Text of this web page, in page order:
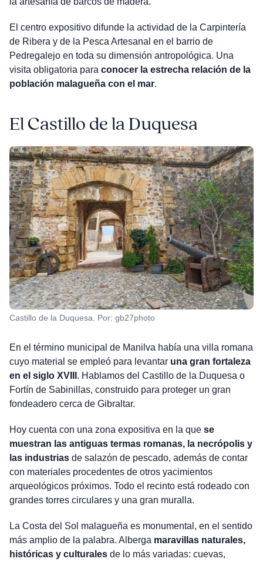
El centro expositivo difunde la actividad de la Carpintería
de Ribera y de la Pesca Artesanal en el barrio de
Pedregalejo en toda su dimensión antropológica. Una
visita obligatoria para conocer la estrecha relación de la
población malagueña con el mar.
El Castillo de la Duquesa
Castillo de la Duquesa. Por: gb27photo
En el término municipal de Manilva había una villa romana
cuyo material se empleó para levantar una gran fortaleza
en el siglo XVIII . Hablamos del Castillo de la Duquesa o
Fortín de Sabinillas, construido para proteger un gran
fondeadero cerca de Gibraltar.
Hoy cuenta con una zona expositiva en la que se
muestran las antiguas termas romanas, la necrópolis y
las industriasde salazón de pescado, además de contar
con materiales procedentes de otros yacimientos
arqueológicos próximos. Todo el recinto está rodeado con
grandes torres circulares y una gran muralla.
La Costa del Sol malagueña es monumental, en el sentido
más amplio de la palabra. Alberga maravillas naturales,
históricas y culturalesde lo más variadas: cuevas,